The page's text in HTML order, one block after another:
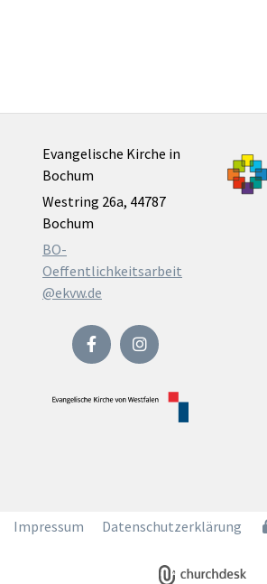
Evangelische Kirche in
Bochum
Westring 26a, 44787
Bochum
BO-
Oeffentlichkeitsarbeit
@ekvw.de
Impressum Datenschutzerklärung